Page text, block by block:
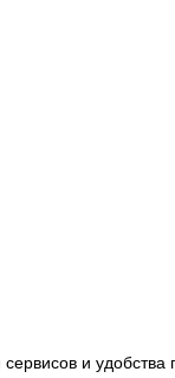
и удобства